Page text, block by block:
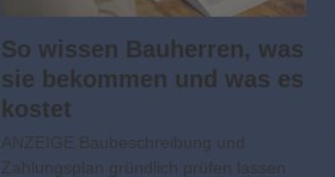
So wissen Bauherren, was
sie bekommen und was es
kostet
ANZEIGE Baubeschreibung und
Zahlungsplan gründlich prüfen lassen